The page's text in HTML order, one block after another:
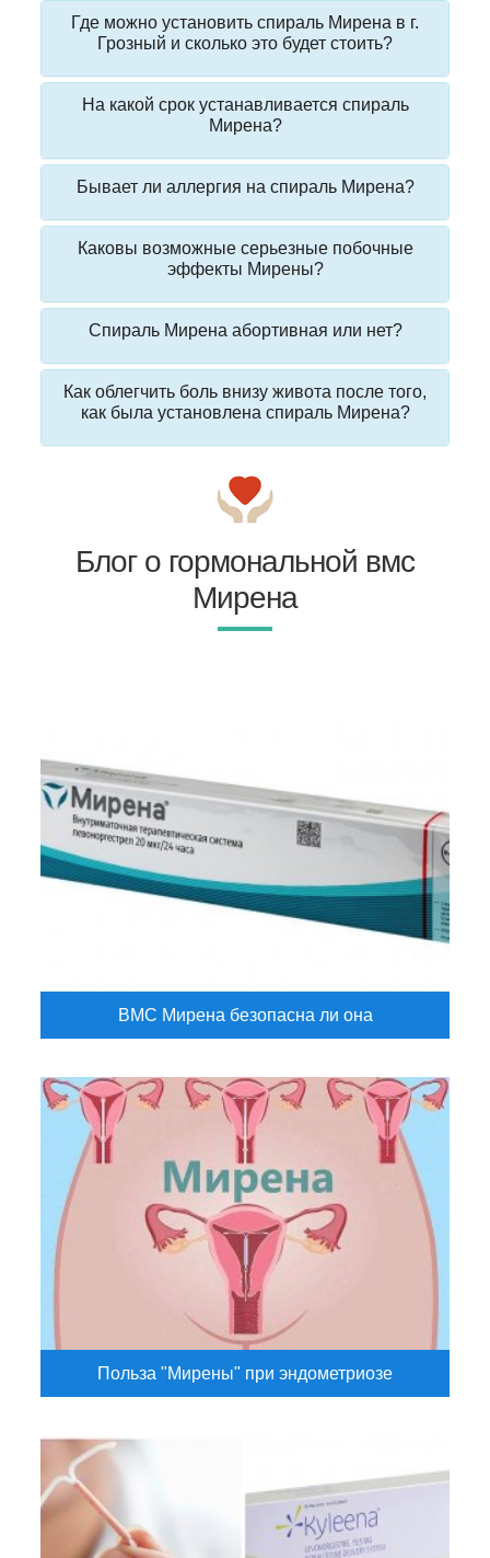
Где можно установить спираль Мирена в г.
Грозный и сколько это будет стоить?
На какой срок устанавливается спираль
Мирена?
Бывает ли аллергия на спираль Мирена?
Каковы возможные серьезные побочные
эффекты Мирены?
Спираль Мирена абортивная или нет?
Как облегчить боль внизу живота после того,
как была установлена спираль Мирена?
Блог о гормональной вмс
Мирена
ВМС Мирена безопасна ли она
Польза "Мирены" при эндометриозе